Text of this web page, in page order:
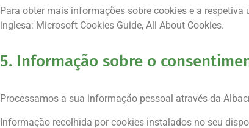
Para obter mais informações sobre cookies e a
inglesa: Microsoft Cookies Guide, All About Cookies.
5. Informação sobre o
Processamos a sua informação pessoal através da
Informação recolhida por cookies instalados no seu